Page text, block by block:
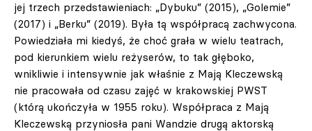
jej trzech przedstawieniach: „Dybuku” (2015), „Golemie”
(2017) i „Berku” (2019). Była tą współpracą zachwycona.
Powiedziała mi kiedyś, że choć grała w wielu teatrach,
pod kierunkiem wielu reżyserów, to tak głęboko,
wnikliwie i intensywnie jak właśnie z Mają Kleczewską
nie pracowała od czasu zajęć w krakowskiej PWST
(którą ukończyła w 1955 roku). Współpraca z Mają
Kleczewską przyniosła pani Wandzie drugą aktorską